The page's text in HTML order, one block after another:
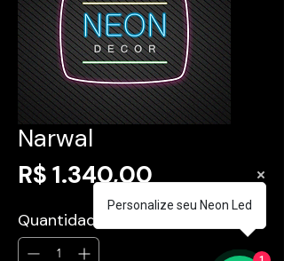
Narwal
R$ 1.340,00Preço
Quantidade
Personalize seu Neon Led